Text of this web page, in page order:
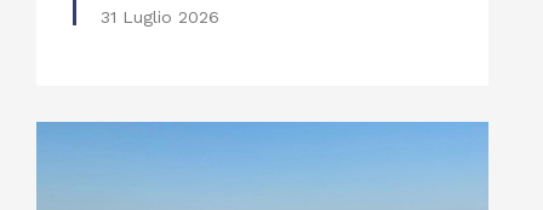
31 Luglio 2026